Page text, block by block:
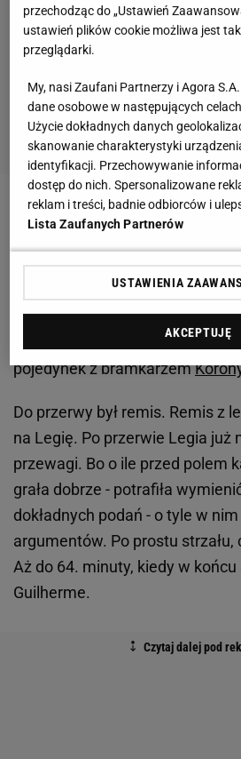
Legia odpowiedziała w 29.
Sadiku. Ten uderzył głową,
Alomerovicia. Kilka minut
również mógł zaliczyć asystę -
zagraniu piętą - ale Sebastian
pojedynek z bramkarzem
Do przerwy był remis. Remis z
na Legię. Po przerwie Legia już
przewagi. Bo o ile przed polem
grała dobrze - potrafiła
dokładnych podań - o tyle w
argumentów. Po prostu strzału,
Aż do 64. minuty, kiedy w końcu
Guilherme.
przechodząc do „Ustawień
ustawień plików cookie możliwa jest
przeglądarki.
My, nasi Zaufani Partnerzy i Agora
dane osobowe w następujących
Użycie dokładnych danych
skanowanie charakterystyki
identyfikacji. Przechowywanie
dostęp do nich. Spersonalizowane
reklam i treści, badnie odbiorców i
Lista Zaufanych Partnerów
USTAWIENIA
AKCEPTUJĘ